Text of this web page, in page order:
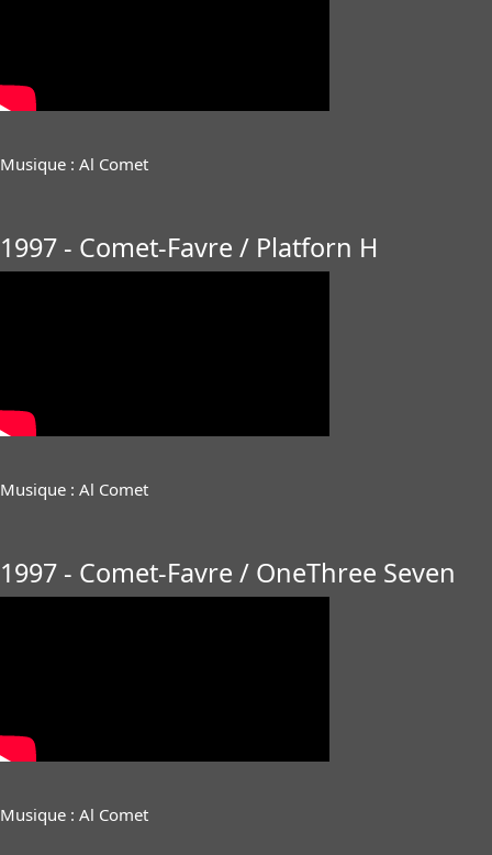
Musique : Al Comet
1997 - Comet-Favre / Platforn H
Musique : Al Comet
1997 - Comet-Favre / OneThree Seven
Musique : Al Comet